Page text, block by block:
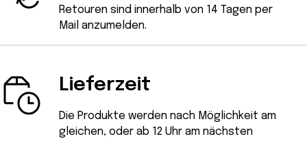
Retouren sind innerhalb von 14 Tagen per
Mail anzumelden.
Lieferzeit
Die Produkte werden nach Möglichkeit am
gleichen, oder ab 12 Uhr am nächsten